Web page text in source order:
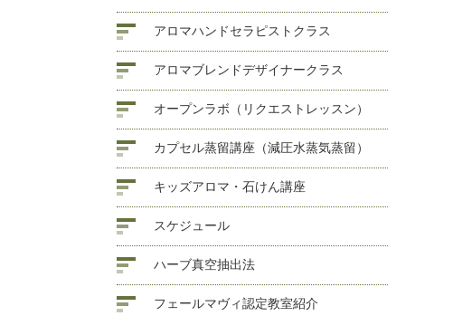
アロマハンドセラピストクラス
アロマブレンドデザイナークラス
オープンラボ（リクエストレッスン）
カプセル蒸留講座（減圧水蒸気蒸留）
キッズアロマ・石けん講座
スケジュール
ハーブ真空抽出法
フェールマヴィ認定教室紹介